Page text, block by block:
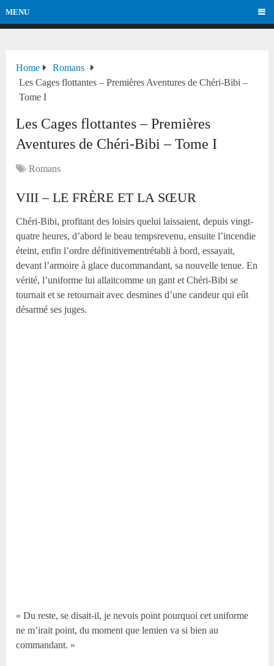
MENU
Home
Romans
Les Cages flottantes – Premières Aventures de Chéri-Bibi –
Tome I
Les Cages flottantes – Premières
Aventures de Chéri-Bibi – Tome I
Romans
VIII – LE FRÈRE ET LA SŒUR
Chéri-Bibi, profitant des loisirs quelui laissaient, depuis vingt-
quatre heures, d’abord le beau tempsrevenu, ensuite l’incendie
éteint, enfin l’ordre définitivementrétabli à bord, essayait,
devant l’armoire à glace ducommandant, sa nouvelle tenue. En
vérité, l’uniforme lui allaitcomme un gant et Chéri-Bibi se
tournait et se retournait avec desmines d’une candeur qui eût
désarmé ses juges.
« Du reste, se disait-il, je nevois point pourquoi cet uniforme
ne m’irait point, du moment que lemien va si bien au
commandant. »